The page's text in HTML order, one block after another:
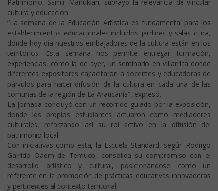
Patrimonio, Samir Manukian, subrayó la relevancia de vincular
cultura y educación.
“La semana de la Educación Artística es fundamental para los
establecimientos educacionales incluidos jardines y salas cuna,
donde hoy día nuestros embajadores de la cultura están en los
territorios. Esta semana nos permite entregar formación,
experiencias, como la de ayer, un seminario en Villarrica donde
diferentes expositores capacitaron a docentes y educadoras de
párvulos para hacer difusión de la cultura en cada una de las
comunas de la región de La Araucanía”, expresó.
La jornada concluyó con un recorrido guiado por la exposición,
donde los propios estudiantes actuaron como mediadores
culturales, reforzando así su rol activo en la difusión del
patrimonio local.
Con iniciativas como esta, la Escuela Standard, según Rodrigo
Garrido Daem de Temuco, consolida su compromiso con el
desarrollo artístico y cultural, posicionándose como un
referente en la promoción de prácticas educativas innovadoras
y pertinentes al contexto territorial.